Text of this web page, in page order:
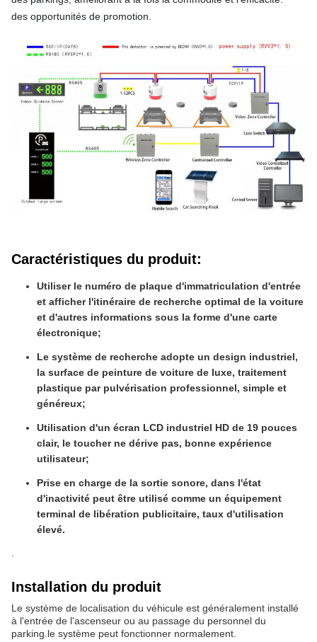
des opportunités de promotion.
Caractéristiques du produit:
Utiliser le numéro de plaque d'immatriculation d'entrée
et afficher l'itinéraire de recherche optimal de la voiture
et d'autres informations sous la forme d'une carte
électronique;
Le système de recherche adopte un design industriel,
la surface de peinture de voiture de luxe, traitement
plastique par pulvérisation professionnel, simple et
généreux;
Utilisation d'un écran LCD industriel HD de 19 pouces
clair, le toucher ne dérive pas, bonne expérience
utilisateur;
Prise en charge de la sortie sonore, dans l'état
d'inactivité peut être utilisé comme un équipement
terminal de libération publicitaire, taux d'utilisation
élevé.
Installation du produit
Le système de localisation du véhicule est généralement installé
à l'entrée de l'ascenseur ou au passage du personnel du
parking.le système peut fonctionner normalement.